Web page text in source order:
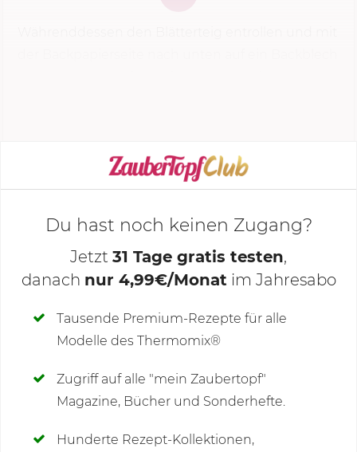
KOCHMODUS STARTEN
Deine Notizen
Du hast noch keinen Zugang?
Jetzt 31 Tage gratis testen,
danach nur 4,99€/Monat im Jahresabo
Tausende Premium-Rezepte für alle
Modelle des Thermomix®
Zugriff auf alle "mein Zaubertopf"
Magazine, Bücher und Sonderhefte.
Hunderte Rezept-Kollektionen,